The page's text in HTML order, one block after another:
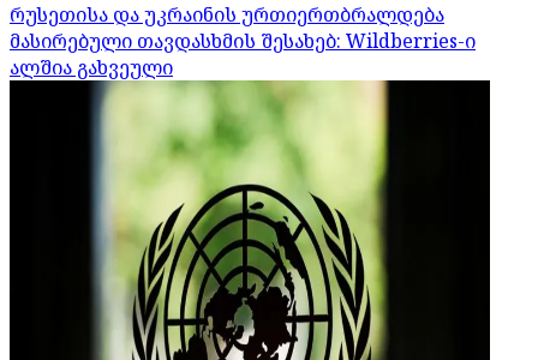
რუსეთისა და უკრაინის ურთიერთბრალდება
მასირებული თავდასხმის შესახებ: Wildberries-ი
ალშია გახვეული